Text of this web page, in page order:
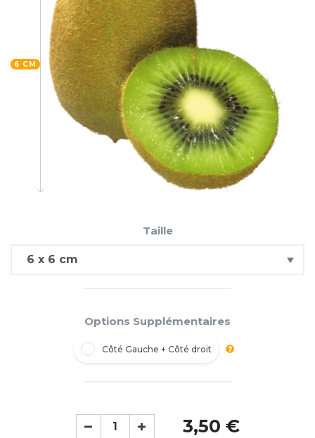
6 CM
Taille
Options Supplémentaires
Côté Gauche + Côté droit
3,50 €